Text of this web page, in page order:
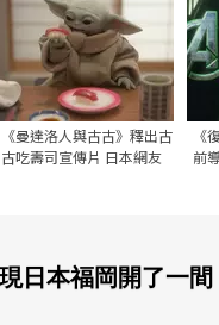
《曼達洛人與古古》釋出古
古吃壽司宣傳片 日本網友
《
前
日本福岡開了一